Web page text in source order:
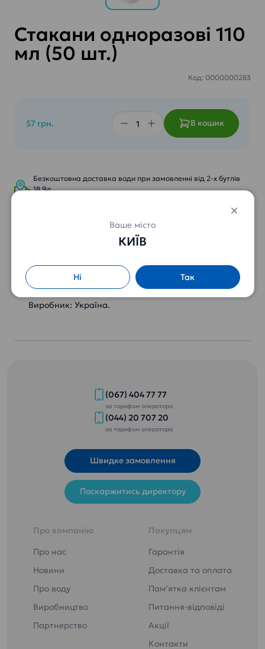
Стакани одноразові 110
мл (50 шт.)
Код: 0000000283
57 грн. В кошик
Безкоштовна доставка води при замовленні від 2-х бутлів
18,9л.
Фасовка: 50шт.
Літраж: 100 мл.
Вид: паперові.
Виробник: Україна.
(067) 404 77 77
за тарифом оператора
(044) 20 707 20
за тарифом оператора
Швидке замовлення
Поскаржитись директору
Про компанію
Про нас
Новини
Про воду
Виробництво
Партнерство
Покупцям
Гарантія
Доставка та оплата
Пам’ятка клієнтам
Питання-відповіді
Акції
Контакти
Ваше місто
КИЇВ
Ні Так